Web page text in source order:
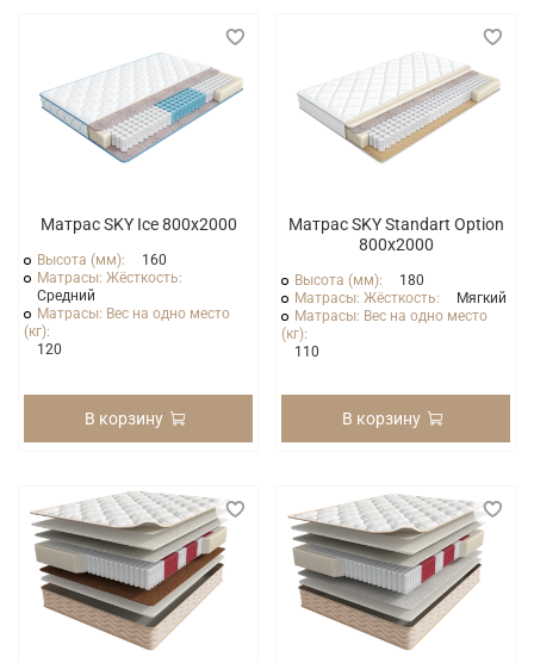
Матрас SKY Ice 800x2000
Высота (мм):
160
Матрасы: Жёсткость:
Средний
Матрасы: Вес на одно место
(кг):
120
В корзину
Матрас SKY Standart Option
800x2000
Высота (мм):
180
Матрасы: Жёсткость:
Мягкий
Матрасы: Вес на одно место
(кг):
110
В корзину